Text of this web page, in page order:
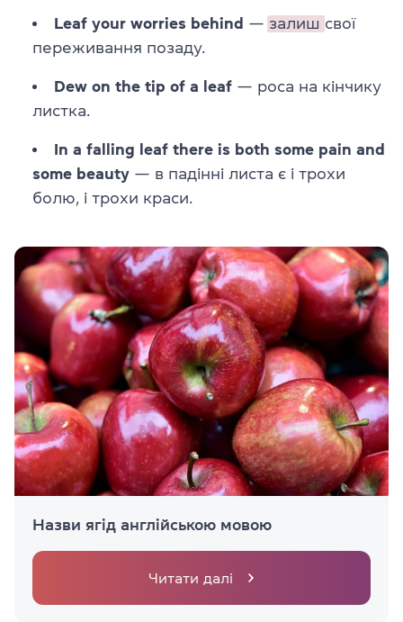
Leaf your worries behind — залиш свої
переживання позаду.
Dew on the tip of a leaf — роса на кінчику
листка.
In a falling leaf there is both some pain and
some beauty — в падінні листа є і трохи
болю, і трохи краси.
Назви ягід англійською мовою
Читати далі